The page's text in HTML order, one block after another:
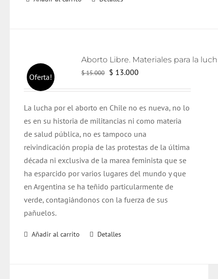
Oferta! $15.000 El
era:
$ 15.000.
$ 13.000El
es:
$ 13.000.
La lucha por el aborto en Chile no es nueva, no lo
es en su historia de militancias ni como materia
de salud pública, no es tampoco una
reivindicación propia de las protestas de la última
década ni exclusiva de la marea feminista que se
ha esparcido por varios lugares del mundo y que
en Argentina se ha teñido particularmente de
verde, contagiándonos con la fuerza de sus
pañuelos.
Añadir al carrito Detalles